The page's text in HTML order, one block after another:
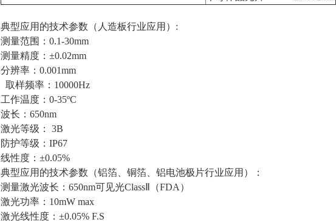
典型应用的技术参数（人造板行业应用）:
测量范围：0.1-30mm
测量精度：±0.02mm
分辨率：0.001mm
取样频率：10000Hz
工作温度：0-35ºC
波长：650nm
激光等级： 3B
防护等级：IP67
线性度：±0.05%
典型应用的技术参数（铝箔、铜箔、铝电池极片行业应用）：
测量激光波长：650nm可见光ClassⅡ（FDA）
激光功率：10mW max
激光线性度：±0.05% F.S